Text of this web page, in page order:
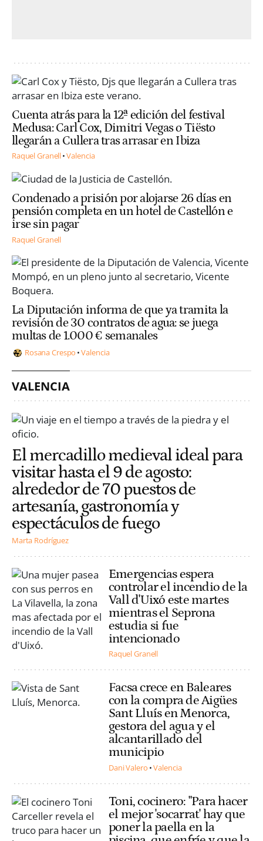
Cuenta atrás para la 12ª edición del festival
Medusa: Carl Cox, Dimitri Vegas o Tiësto
llegarán a Cullera tras arrasar en Ibiza
Raquel Granell Valencia
Condenado a prisión por alojarse 26 días en
pensión completa en un hotel de Castellón e
irse sin pagar
Raquel Granell
La Diputación informa de que ya tramita la
revisión de 30 contratos de agua: se juega
multas de 1.000 € semanales
Rosana Crespo Valencia
VALENCIA
El mercadillo medieval ideal para
visitar hasta el 9 de agosto:
alrededor de 70 puestos de
artesanía, gastronomía y
espectáculos de fuego
Marta Rodríguez
Emergencias espera
controlar el incendio de la
Vall d'Uixó este martes
mientras el Seprona
estudia si fue
intencionado
Raquel Granell
Facsa crece en Baleares
con la compra de Aigües
Sant Lluís en Menorca,
gestora del agua y el
alcantarillado del
municipio
Dani Valero Valencia
Toni, cocinero: "Para hacer
el mejor 'socarrat' hay que
poner la paella en la